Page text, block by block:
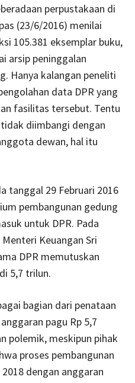
perpustakaan di
(23/6/2016) menilai
105.381 eksemplar buku,
arsip peninggalan
Hanya kalangan peneliti
data DPR yang
fasilitas tersebut. Tentu
diimbangi dengan
dewan, hal itu
tanggal 29 Februari 2016
pembangunan gedung
untuk DPR. Pada
Keuangan Sri
DPR memutuskan
5,7 trilun.
bagian dari penataan
pagu Rp 5,7
polemik, meskipun pihak
proses pembangunan
dengan anggaran